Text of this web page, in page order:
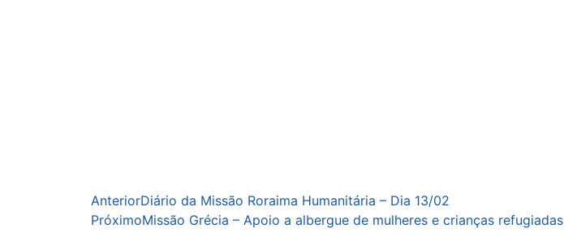
AnteriorDiário da Missão Roraima Humanitária – Dia 13/02
PróximoMissão Grécia – Apoio a albergue de mulheres e crianças refugiadas